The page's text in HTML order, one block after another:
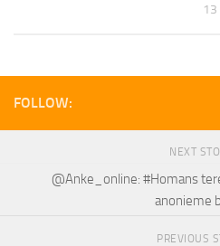
13
FOLLOW:
NEXT
@Anke_online: #Homans
anonieme
PREVIOUS